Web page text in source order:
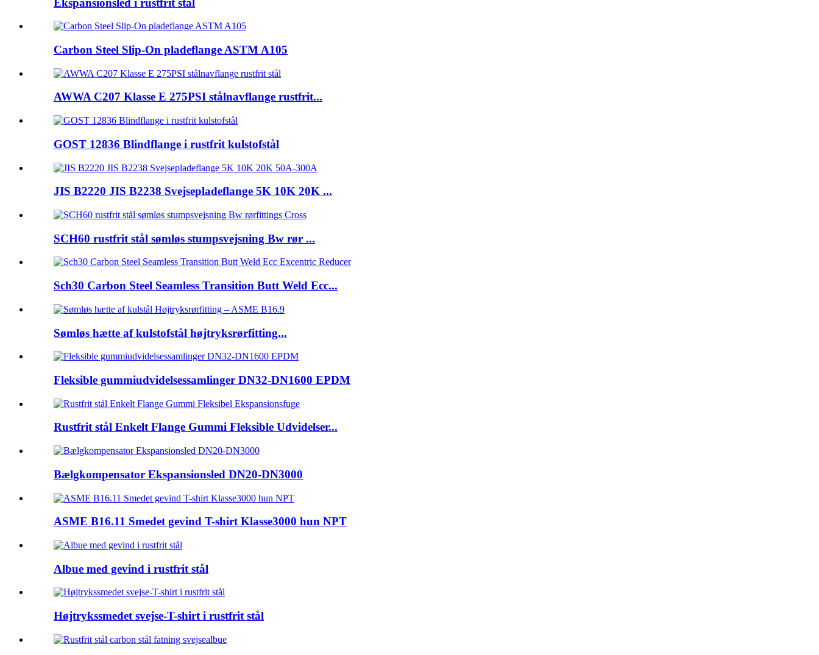
Carbon Steel Slip-On pladeflange ASTM A105
AWWA C207 Klasse E 275PSI stålnavflange rustfrit...
GOST 12836 Blindflange i rustfrit kulstofstål
JIS B2220 JIS B2238 Svejsepladeflange 5K 10K 20K ...
SCH60 rustfrit stål sømløs stumpsvejsning Bw rør ...
Sch30 Carbon Steel Seamless Transition Butt Weld Ecc...
Sømløs hætte af kulstofstål højtryksrørfitting...
Fleksible gummiudvidelsessamlinger DN32-DN1600 EPDM
Rustfrit stål Enkelt Flange Gummi Fleksible Udvidelser...
Bælgkompensator Ekspansionsled DN20-DN3000
ASME B16.11 Smedet gevind T-shirt Klasse3000 hun NPT
Albue med gevind i rustfrit stål
Højtrykssmedet svejse-T-shirt i rustfrit stål